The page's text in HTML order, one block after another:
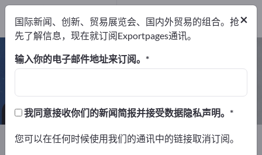
酒店与餐厅 – 查找制造商和供应商
57 55 2
制造商55
经销商2
Exportpages 公司设备/机构家具 酒店与餐厅
×
国际新闻、创新、贸易展览会、国内外贸易的组合。抢
先了解信息，现在就订阅Exportpages通讯。
输入你的电子邮件地址来订阅。
我同意接收你们的新闻简报并接受数据隐私声明。
您可以在任何时候使用我们的通讯中的链接取消订阅。